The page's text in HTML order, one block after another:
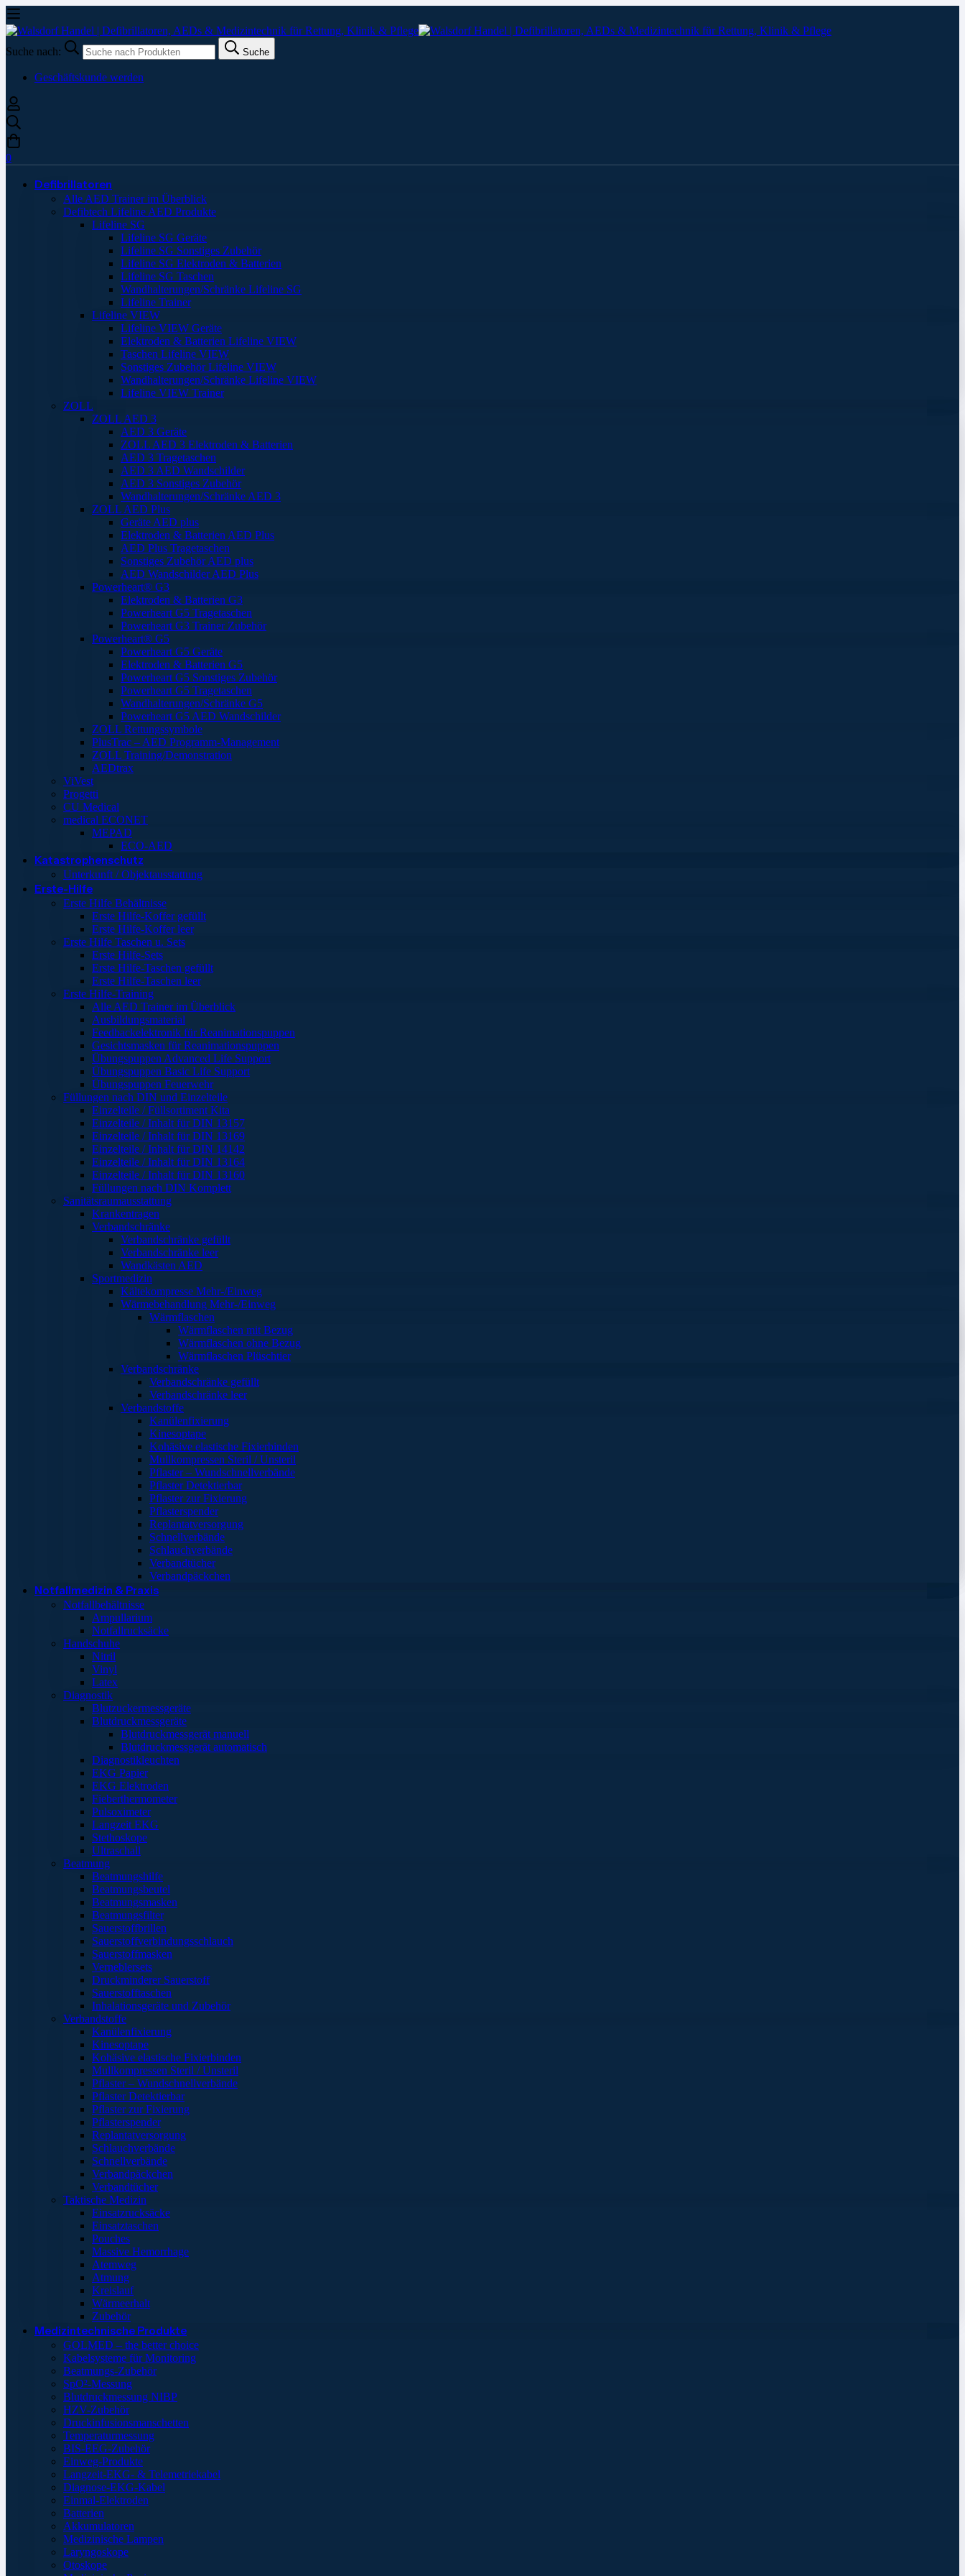
Suche nach: Suche
Geschäftskunde werden
0
Defibrillatoren
Alle AED Trainer im Überblick
Defibtech Lifeline AED Produkte
Lifeline SG
Lifeline SG Geräte
Lifeline SG Sonstiges Zubehör
Lifeline SG Elektroden & Batterien
Lifeline SG Taschen
Wandhalterungen/Schränke Lifeline SG
Lifeline Trainer
Lifeline VIEW
Lifeline VIEW Geräte
Elektroden & Batterien Lifeline VIEW
Taschen Lifeline VIEW
Sonstiges Zubehör Lifeline VIEW
Wandhalterungen/Schränke Lifeline VIEW
Lifeline VIEW Trainer
ZOLL
ZOLL AED 3
AED 3 Geräte
ZOLL AED 3 Elektroden & Batterien
AED 3 Tragetaschen
AED 3 AED Wandschilder
AED 3 Sonstiges Zubehör
Wandhalterungen/Schränke AED 3
ZOLL AED Plus
Geräte AED plus
Elektroden & Batterien AED Plus
AED Plus Tragetaschen
Sonstiges Zubehör AED plus
AED Wandschilder AED Plus
Powerheart® G3
Elektroden & Batterien G3
Powerheart G5 Tragetaschen
Powerheart G3 Trainer Zubehör
Powerheart® G5
Powerheart G5 Geräte
Elektroden & Batterien G5
Powerheart G5 Sonstiges Zubehör
Powerheart G5 Tragetaschen
Wandhalterungen/Schränke G5
Powerheart G5 AED Wandschilder
ZOLL Rettungssymbole
PlusTrac – AED Programm-Management
ZOLL Training/Demonstration
AEDtrax
ViVest
Progetti
CU Medical
medical ECONET
MEPAD
ECO-AED
Katastrophenschutz
Unterkunft / Objektausstattung
Erste-Hilfe
Erste Hilfe Behältnisse
Erste Hilfe-Koffer gefüllt
Erste Hilfe-Koffer leer
Erste Hilfe Taschen u. Sets
Erste Hilfe-Sets
Erste Hilfe-Taschen gefüllt
Erste Hilfe-Taschen leer
Erste Hilfe-Training
Alle AED Trainer im Überblick
Ausbildungsmaterial
Feedbackelektronik für Reanimationspuppen
Gesichtsmasken für Reanimationspuppen
Übungspuppen Advanced Life Support
Übungspuppen Basic Life Support
Übungspuppen Feuerwehr
Füllungen nach DIN und Einzelteile
Einzelteile / Füllsortiment Kita
Einzelteile / Inhalt für DIN 13157
Einzelteile / Inhalt für DIN 13169
Einzelteile / Inhalt für DIN 14142
Einzelteile / Inhalt für DIN 13164
Einzelteile / Inhalt für DIN 13160
Füllungen nach DIN Komplett
Sanitätsraumausstattung
Krankentragen
Verbandschränke
Verbandschränke gefüllt
Verbandschränke leer
Wandkästen AED
Sportmedizin
Kältekompresse Mehr-/Einweg
Wärmebehandlung Mehr-/Einweg
Wärmflaschen
Wärmflaschen mit Bezug
Wärmflaschen ohne Bezug
Wärmflaschen Plüschtier
Verbandschränke
Verbandschränke gefüllt
Verbandschränke leer
Verbandstoffe
Kanülenfixierung
Kinesoptape
Kohäsive elastische Fixierbinden
Mullkompressen Steril / Unsteril
Pflaster – Wundschnellverbände
Pflaster Detektierbar
Pflaster zur Fixierung
Pflasterspender
Replantatversorgung
Schnellverbände
Schlauchverbände
Verbandtücher
Verbandpäckchen
Notfallmedizin & Praxis
Notfallbehältnisse
Ampullarium
Notfallrucksäcke
Handschuhe
Nitril
Vinyl
Latex
Diagnostik
Blutzuckermessgeräte
Blutdruckmessgeräte
Blutdruckmessgerät manuell
Blutdruckmessgerät automatisch
Diagnostikleuchten
EKG Papier
EKG Elektroden
Fieberthermometer
Pulsoximeter
Langzeit EKG
Stethoskope
Ultraschall
Beatmung
Beatmungshilfe
Beatmungsbeutel
Beatmungsmasken
Beatmungsfilter
Sauerstoffbrillen
Sauerstoffverbindungsschlauch
Sauerstoffmasken
Verneblersets
Druckminderer Sauerstoff
Sauerstofftaschen
Inhalationsgeräte und Zubehör
Verbandstoffe
Kanülenfixierung
Kinesoptape
Kohäsive elastische Fixierbinden
Mullkompressen Steril / Unsteril
Pflaster – Wundschnellverbände
Pflaster Detektierbar
Pflaster zur Fixierung
Pflasterspender
Replantatversorgung
Schlauchverbände
Schnellverbände
Verbandpäckchen
Verbandtücher
Taktische Medizin
Einsatzrucksäcke
Einsatztaschen
Pouches
Massive Hemorrhage
Atemweg
Atmung
Kreislauf
Wärmeerhalt
Zubehör
Medizintechnische Produkte
GOLMED – the better choice
Kabelsysteme für Monitoring
Beatmungs-Zubehör
SpO²-Messung
Blutdruckmessung NIBP
HZV-Zubehör
Druckinfusionsmanschetten
Temperaturmessung
BIS-EEG-Zubehör
Einweg-Produkte
Langzeit-EKG- & Telemetriekabel
Diagnose-EKG-Kabel
Einmal-Elektroden
Batterien
Akkumulatoren
Medizinische Lampen
Laryngoskope
Otoskope